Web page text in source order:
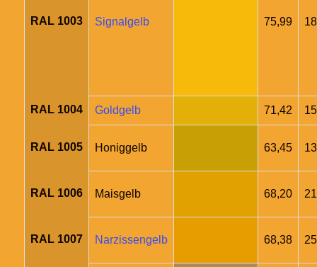
RAL 1003 Signalgelb 75,99
RAL 1004 Goldgelb 71,42
RAL 1005 Honiggelb 63,45
RAL 1006 Maisgelb 68,20
RAL 1007 Narzissengelb 68,38